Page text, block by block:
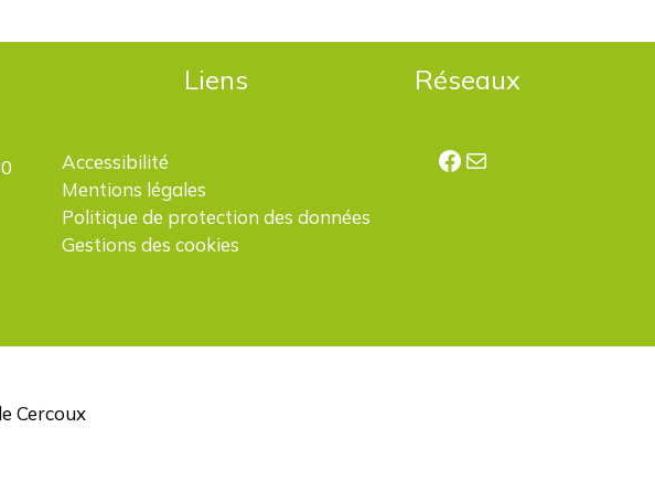
Liens
Accessibilité
Mentions légales
Politique de protection des données
Gestions des cookies
Réseaux
Facebook
E-mail
Cercoux